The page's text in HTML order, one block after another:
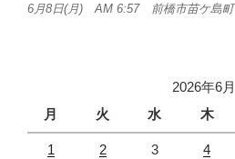
6月8日(月) AM 6:57 前橋市苗ケ島町
2026年6月
月
火 水 木
1 2 3 4